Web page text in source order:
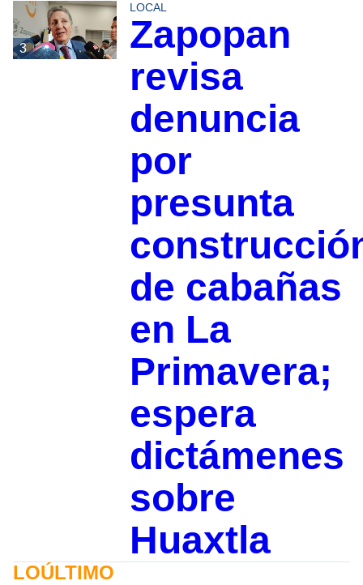
3
LOCAL
Zapopan
revisa
denuncia
por
presunta
de cabañas
en La
Primavera;
espera
dictámenes
sobre
Huaxtla
LOÚLTIMO